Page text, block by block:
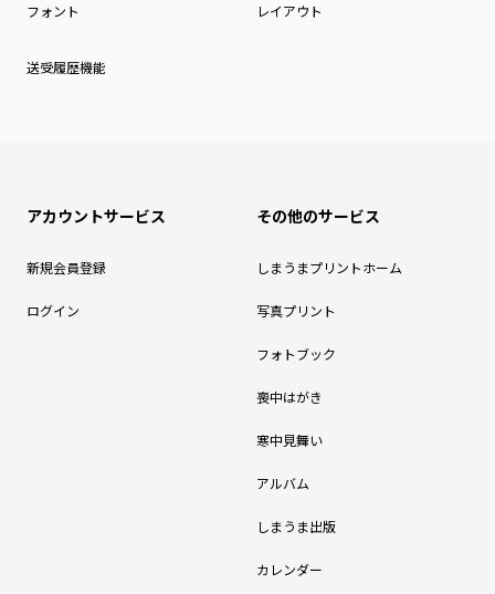
フォント レイアウト
送受履歴機能
アカウントサービス
新規会員登録
ログイン
その他のサービス
しまうまプリントホーム
写真プリント
フォトブック
喪中はがき
寒中見舞い
アルバム
しまうま出版
カレンダー